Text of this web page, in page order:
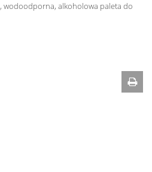
wodoodporna, alkoholowa paleta do